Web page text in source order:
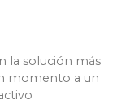
la solución más
momento a un